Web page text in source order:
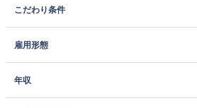
こだわり条件
雇用形態
年収